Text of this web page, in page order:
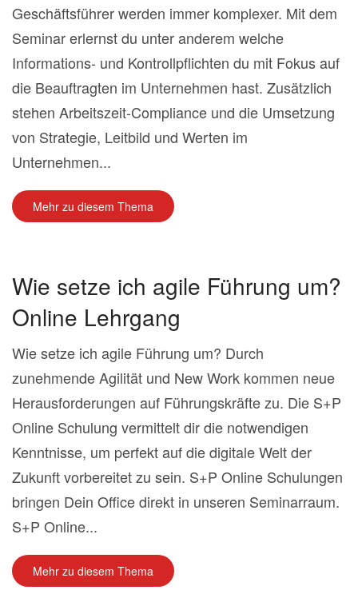
Geschäftsführer werden immer komplexer. Mit dem
Seminar erlernst du unter anderem welche
Informations- und Kontrollpflichten du mit Fokus auf
die Beauftragten im Unternehmen hast. Zusätzlich
stehen Arbeitszeit-Compliance und die Umsetzung
von Strategie, Leitbild und Werten im
Unternehmen...
Mehr zu diesem Thema
Wie setze ich agile Führung um?
Online Lehrgang
Wie setze ich agile Führung um? Durch
zunehmende Agilität und New Work kommen neue
Herausforderungen auf Führungskräfte zu. Die S+P
Online Schulung vermittelt dir die notwendigen
Kenntnisse, um perfekt auf die digitale Welt der
Zukunft vorbereitet zu sein. S+P Online Schulungen
bringen Dein Office direkt in unseren Seminarraum.
S+P Online...
Mehr zu diesem Thema